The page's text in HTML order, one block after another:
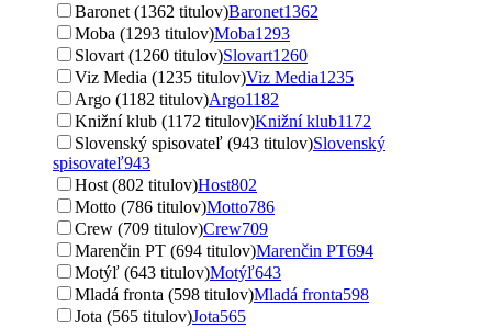
Baronet (1362 titulov)Baronet1362
Moba (1293 titulov)Moba1293
Slovart (1260 titulov)Slovart1260
Viz Media (1235 titulov)Viz Media1235
Argo (1182 titulov)Argo1182
Knižní klub (1172 titulov)Knižní klub1172
Slovenský spisovateľ (943 titulov)Slovenský
spisovateľ943
Host (802 titulov)Host802
Motto (786 titulov)Motto786
Crew (709 titulov)Crew709
Marenčin PT (694 titulov)Marenčin PT694
Motýľ (643 titulov)Motýľ643
Mladá fronta (598 titulov)Mladá fronta598
Jota (565 titulov)Jota565